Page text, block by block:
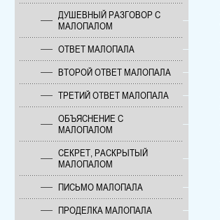
ДУШЕВНЫЙ РАЗГОВОР С
МАЛОПАЛОМ
ОТВЕТ МАЛОПАЛА
ВТОРОЙ ОТВЕТ МАЛОПАЛА
ТРЕТИЙ ОТВЕТ МАЛОПАЛА
ОБЪЯСНЕНИЕ С
МАЛОПАЛОМ
СЕКРЕТ, РАСКРЫТЫЙ
МАЛОПАЛОМ
ПИСЬМО МАЛОПАЛА
ПРОДЕЛКА МАЛОПАЛА